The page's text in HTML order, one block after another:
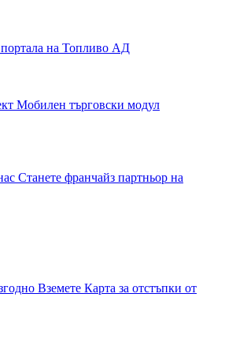
на Топливо АД
Мобилен търговски модул
Станете франчайз партньор на
Вземете Карта за отстъпки от